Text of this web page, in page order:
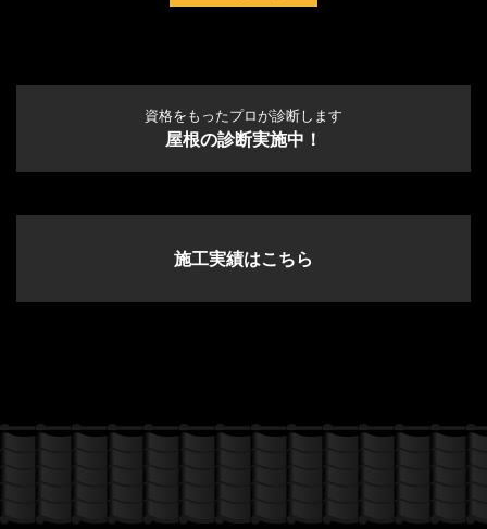
資格をもったプロが診断します
屋根の診断実施中！
施工実績はこちら